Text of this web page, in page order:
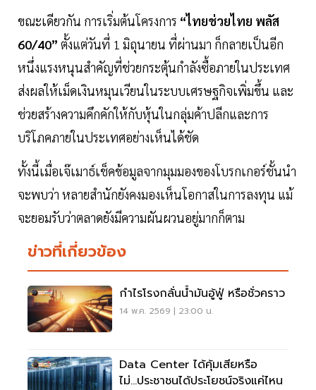
ขณะเดียวกัน การเริ่มต้นโครงการ “ไทยช่วยไทย พลัส
60/40” ตั้งแต่วันที่ 1 มิถุนายน ที่ผ่านมา ก็กลายเป็นอีก
หนึ่งแรงหนุนสำคัญที่ช่วยกระตุ้นกำลังซื้อภายในประเทศ
ส่งผลให้เม็ดเงินหมุนเวียนในระบบเศรษฐกิจเพิ่มขึ้น และ
ช่วยสร้างความคึกคักให้กับหุ้นในกลุ่มค้าปลีกและการ
บริโภคภายในประเทศอย่างเห็นได้ชัด
ทั้งนี้เมื่อเจ๊เมาธ์เช็คข้อมูลจากมุมมองของโบรกเกอร์ชั้นนำ
จะพบว่า หลายสำนักยังคงมองเห็นโอกาสในการลงทุน แม้
จะยอมรับว่าตลาดยังมีความผันผวนอยู่มากก็ตาม
ข่าวที่เกี่ยวข้อง
กำไรโรงกลั่นน้ำมันอู้ฟู่ หรือชั่วคราว
14 พ.ค. 2569 | 23:00 น.
Data Center ได้คุ้มเสียหรือ
ไม่...ประชาชนได้ประโยชน์จริงแค่ไหน